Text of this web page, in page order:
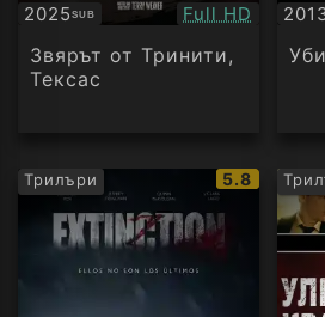
2025SUB
Субтитри Качество:
Full HD
Звярът от Тринити,
Тексас
БГ
Трилъри
IMDb
рейтинг:
5.8